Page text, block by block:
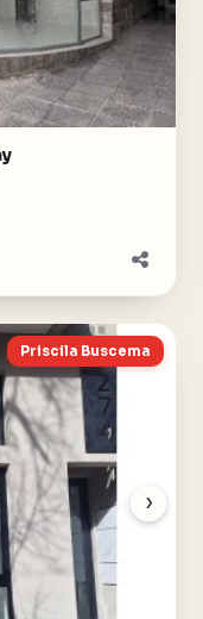
›
Priscila Buscema